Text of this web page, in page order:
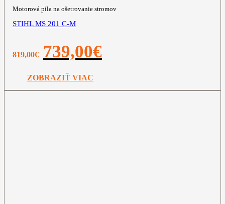
Motorová píla na ošetrovanie stromov
STIHL MS 201 C-M
819,00€
Pôvodná
cena
819,00€.
739,00€
ZOBRAZIŤ VIAC